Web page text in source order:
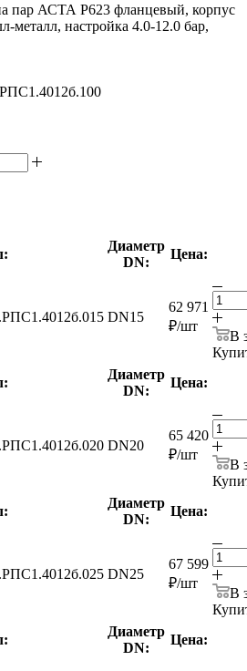
пар АСТА Р623 фланцевый, корпус
металл, настройка 4.0-12.0 бар,
Диаметр
DN:
Цена:
DN15
62 971
₽/шт
В
Диаметр
DN:
Цена:
DN20
65 420
₽/шт
В
Диаметр
DN:
Цена:
DN25
67 599
₽/шт
В
Диаметр
DN:
Цена: